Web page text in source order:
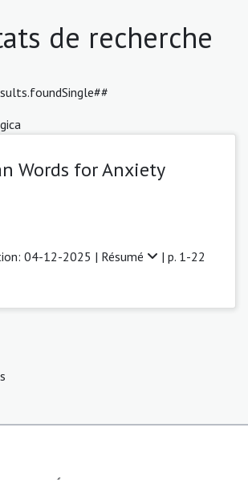
de recherche
Words for Anxiety
04-12-2025 | Résumé | p. 1-22